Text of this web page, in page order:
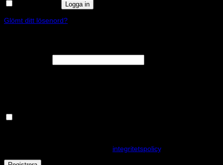
Logga in
Glömt ditt lösenord?
integritetspolicy.